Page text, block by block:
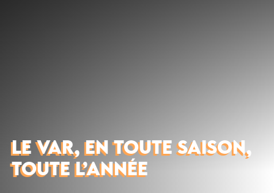
LE VAR, EN TOUTE SAISON,
TOUTE L’ANNÉE